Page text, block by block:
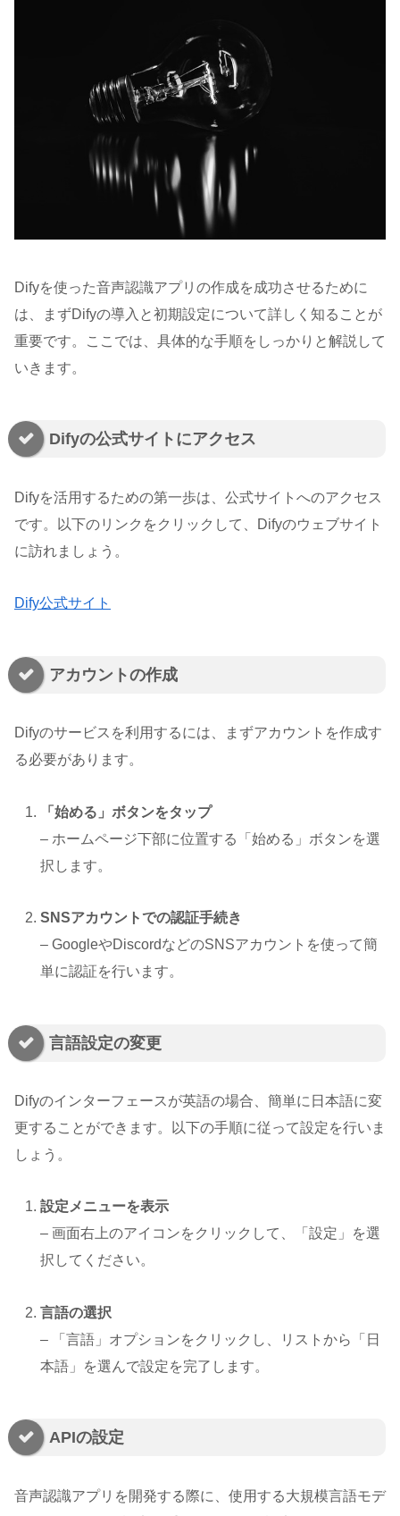
Difyを使った音声認識アプリの作成を成功させるために
は、まずDifyの導入と初期設定について詳しく知ることが
重要です。ここでは、具体的な手順をしっかりと解説して
いきます。
Difyの公式サイトにアクセス
Difyを活用するための第一歩は、公式サイトへのアクセス
です。以下のリンクをクリックして、Difyのウェブサイト
に訪れましょう。
Dify公式サイト
アカウントの作成
Difyのサービスを利用するには、まずアカウントを作成す
る必要があります。
「始める」ボタンをタップ
– ホームページ下部に位置する「始める」ボタンを選
択します。
SNSアカウントでの認証手続き
– GoogleやDiscordなどのSNSアカウントを使って簡
単に認証を行います。
言語設定の変更
Difyのインターフェースが英語の場合、簡単に日本語に変
更することができます。以下の手順に従って設定を行いま
しょう。
設定メニューを表示
– 画面右上のアイコンをクリックして、「設定」を選
択してください。
言語の選択
– 「言語」オプションをクリックし、リストから「日
本語」を選んで設定を完了します。
APIの設定
音声認識アプリを開発する際に、使用する大規模言語モデ